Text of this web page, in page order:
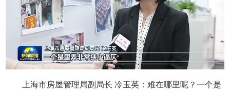
上海市房屋管理局副局长 冷玉英：难在哪里呢？一个是